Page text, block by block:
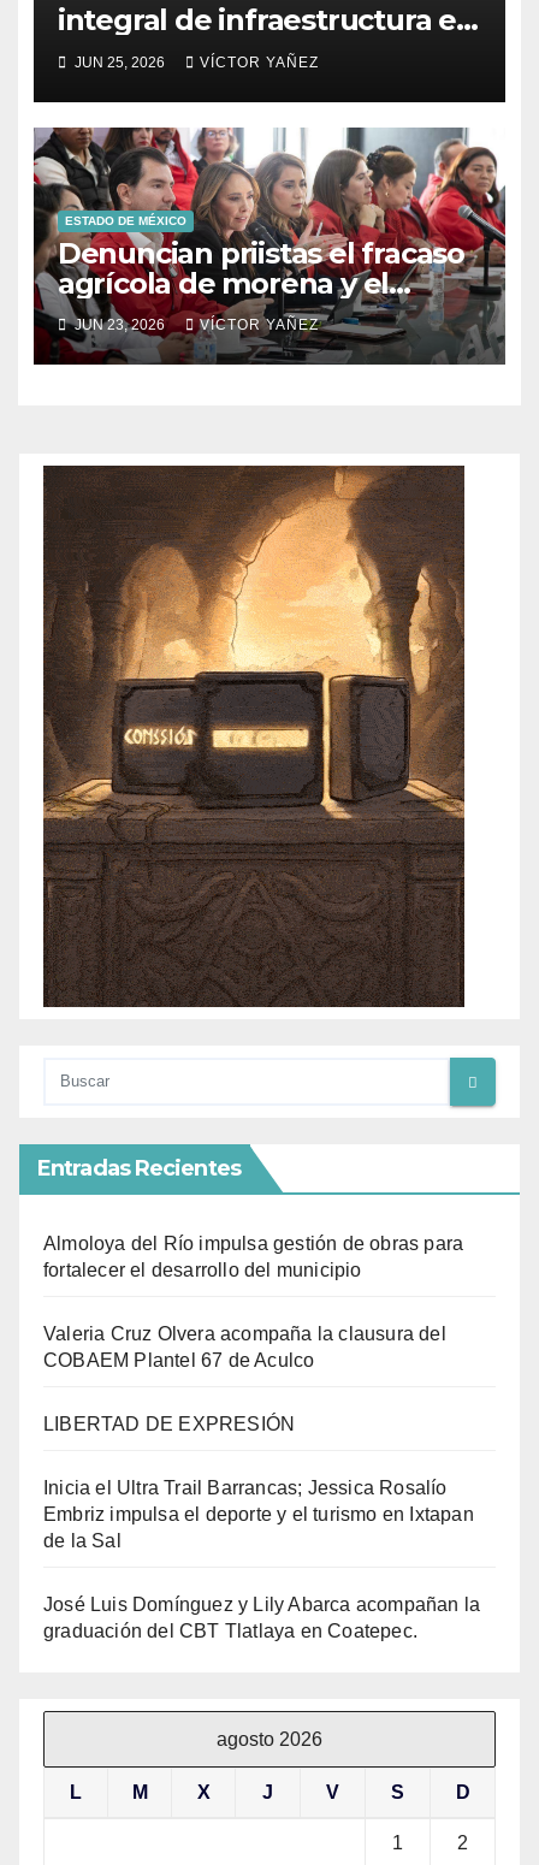
integral de infraestructura en
Prolongación León Guzmán
JUN 25, 2026 VÍCTOR YAÑEZ
ESTADO DE MÉXICO
Denuncian priistas el fracaso
agrícola de morena y el
abandono al campo
mexicano
JUN 23, 2026 VÍCTOR YAÑEZ
Entradas Recientes
Almoloya del Río impulsa gestión de obras para
fortalecer el desarrollo del municipio
Valeria Cruz Olvera acompaña la clausura del
COBAEM Plantel 67 de Aculco
LIBERTAD DE EXPRESIÓN
Inicia el Ultra Trail Barrancas; Jessica Rosalío
Embriz impulsa el deporte y el turismo en Ixtapan
de la Sal
José Luis Domínguez y Lily Abarca acompañan la
graduación del CBT Tlatlaya en Coatepec.
agosto 2026
L M X J V S D
1 2